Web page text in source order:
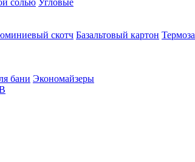
солью Угловые
скотч Базальтовый картон
бани Экономайзеры